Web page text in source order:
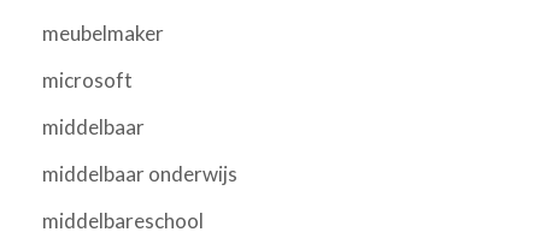
meubelmaker
microsoft
middelbaar
middelbaar onderwijs
middelbareschool